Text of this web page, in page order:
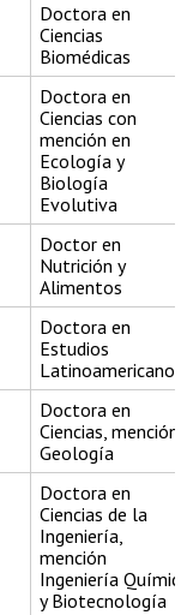
Doctora en
Ciencias
Biomédicas
Doctora en
Ciencias con
mención en
Ecología y
Biología
Evolutiva
Doctor en
Nutrición y
Alimentos
Doctora en
Estudios
Latinoamericanos
Doctora en
Ciencias, mención
Geología
Doctora en
Ciencias de la
Ingeniería,
mención
Ingeniería
y Biotecnología